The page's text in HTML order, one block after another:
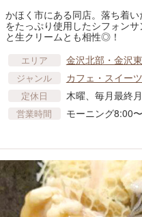
かほく市にある同店。落ち着
をたっぷり使用したシフォン
と生クリームとも相性◎！
エリア 金沢北部・金沢
ジャンル カフェ・スイーツ
定休日 木曜、毎月最終
営業時間 モーニング8:00